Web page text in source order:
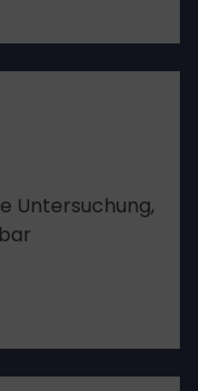
Untersuchung,